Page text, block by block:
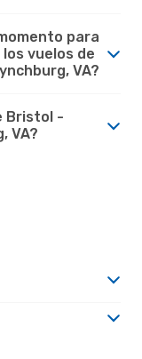
para
vuelos de
VA?
Bristol -
VA?